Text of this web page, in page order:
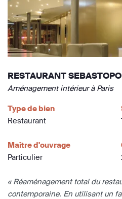
RESTAURANT
Aménagement intérieur à Paris
Type de bien
Restaurant
Maître d'ouvrage
Particulier
« Réaménagement total du
contemporaine. En utilisant un